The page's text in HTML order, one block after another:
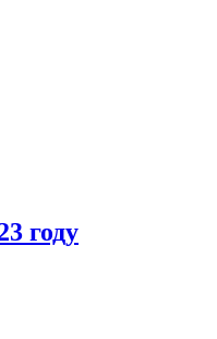
году